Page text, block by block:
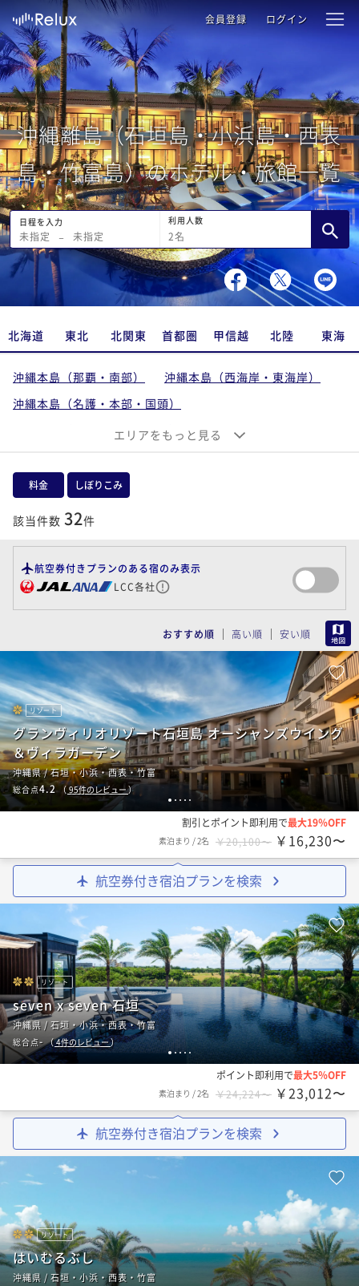
会員登録 ログイン
沖縄離島（石垣島・小浜島・西表
島・竹富島）のホテル・旅館一覧
日程を入力
未指定 − 未指定
利用人数
2名
北海道 東北 北関東 首都圏 甲信越 北陸 東海
沖縄本島（那覇・南部）
沖縄本島（西海岸・東海岸）
沖縄本島（名護・本部・国頭）
沖縄離島（宮古島・伊良部島）
沖縄離島（久米島・慶良間諸島）
エリアをもっと見る
料金 しぼりこみ
該当件数 32件
航空券付きプランのある宿のみ表示
LCC各社
おすすめ順 高い順 安い順
1 2 3 4 5
リゾート
グランヴィリオリゾート石垣島 オーシャンズウイング
＆ヴィラガーデン
沖縄県 / 石垣・小浜・西表・竹富
総合点4.2（95件のレビュー）
割引とポイント即利用で最大19％OFF
素泊まり /2名 ￥20,100〜 ￥16,230〜
航空券付き宿泊プランを検索
1234 5
リゾート
seven x seven 石垣
沖縄県 / 石垣・小浜・西表・竹富
総合点-（4件のレビュー）
ポイント即利用で最大5％OFF
素泊まり /2名 ￥24,224〜 ￥23,012〜
航空券付き宿泊プランを検索
リゾート
はいむるぶし
沖縄県 / 石垣・小浜・西表・竹富